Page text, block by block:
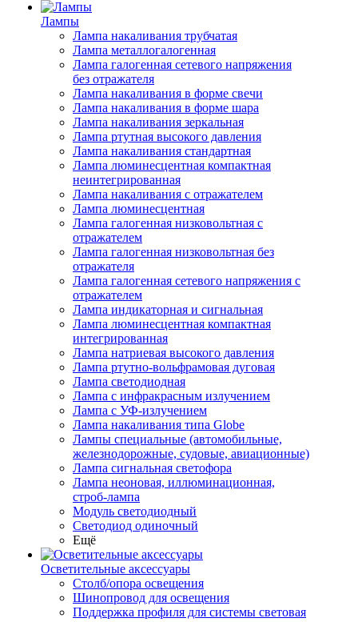
Лампы
Лампа накаливания трубчатая
Лампа металлогалогенная
Лампа галогенная сетевого напряжения
без отражателя
Лампа накаливания в форме свечи
Лампа накаливания в форме шара
Лампа накаливания зеркальная
Лампа ртутная высокого давления
Лампа накаливания стандартная
Лампа люминесцентная компактная
неинтегрированная
Лампа накаливания с отражателем
Лампа люминесцентная
Лампа галогенная низковольтная с
отражателем
Лампа галогенная низковольтная без
отражателя
Лампа галогенная сетевого напряжения с
отражателем
Лампа индикаторная и сигнальная
Лампа люминесцентная компактная
интегрированная
Лампа натриевая высокого давления
Лампа ртутно-вольфрамовая дуговая
Лампа светодиодная
Лампа с инфракрасным излучением
Лампа с УФ-излучением
Лампа накаливания типа Globe
Лампы специальные (автомобильные,
железнодорожные, судовые, авиационные)
Лампа сигнальная светофора
Лампа неоновая, иллюминационная,
строб-лампа
Модуль светодиодный
Светодиод одиночный
Ещё
Осветительные аксессуары
Столб/опора освещения
Шинопровод для освещения
Поддержка профиля для системы световая